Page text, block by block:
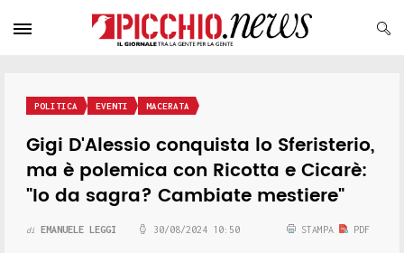
POLITICA EVENTI MACERATA
Gigi D'Alessio conquista lo Sferisterio,
ma è polemica con Ricotta e Cicarè:
"Io da sagra? Cambiate mestiere"
di EMANUELE LEGGI 30/08/2024 10:50 STAMPA PDF